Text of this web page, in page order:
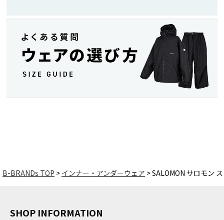
B-BRANDs TOP インナー・アンダーウェア SALOMON サロモン
SHOP INFORMATION